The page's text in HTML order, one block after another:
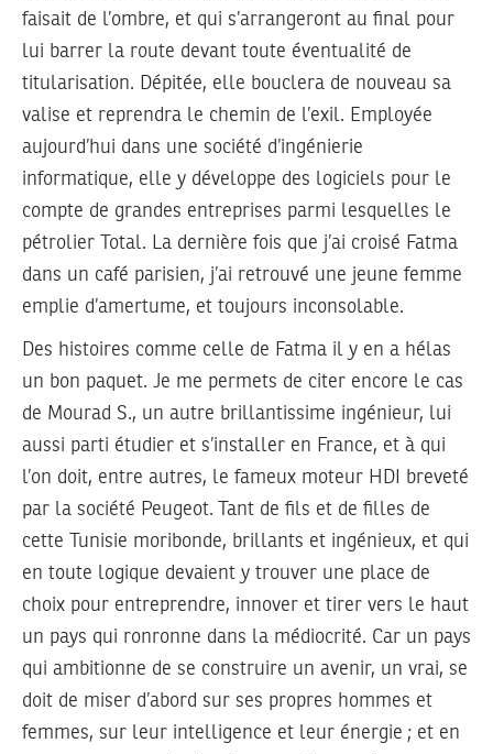
faisait de l’ombre, et qui s’arrangeront au final pour
lui barrer la route devant toute éventualité de
titularisation. Dépitée, elle bouclera de nouveau sa
valise et reprendra le chemin de l’exil. Employée
aujourd’hui dans une société d’ingénierie
informatique, elle y développe des logiciels pour le
compte de grandes entreprises parmi lesquelles le
pétrolier Total. La dernière fois que j’ai croisé Fatma
dans un café parisien, j’ai retrouvé une jeune femme
emplie d’amertume, et toujours inconsolable.
Des histoires comme celle de Fatma il y en a hélas
un bon paquet. Je me permets de citer encore le cas
de Mourad S., un autre brillantissime ingénieur, lui
aussi parti étudier et s’installer en France, et à qui
l’on doit, entre autres, le fameux moteur HDI breveté
par la société Peugeot. Tant de fils et de filles de
cette Tunisie moribonde, brillants et ingénieux, et qui
en toute logique devaient y trouver une place de
choix pour entreprendre, innover et tirer vers le haut
un pays qui ronronne dans la médiocrité. Car un pays
qui ambitionne de se construire un avenir, un vrai, se
doit de miser d’abord sur ses propres hommes et
femmes, sur leur intelligence et leur énergie ; et en